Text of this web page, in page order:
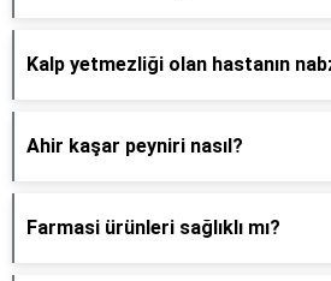
Kalp yetmezliği olan hastanın
Ahir kaşar peyniri nasıl?
Farmasi ürünleri sağlıklı mı?